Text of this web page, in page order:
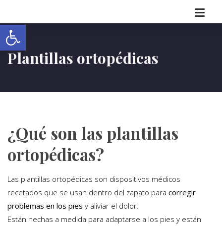
Abrir barra de herramientas
Plantillas ortopédicas
¿Qué son las plantillas
ortopédicas?
Las plantillas ortopédicas son dispositivos médicos
recetados que se usan dentro del zapato para corregir
problemas en los pies y aliviar el dolor.
Están hechas a medida para adaptarse a los pies y están